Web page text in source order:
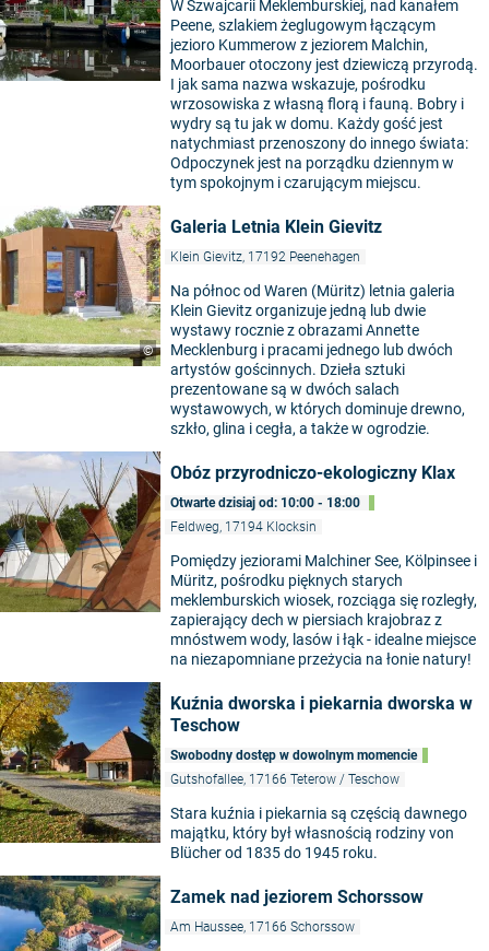
W Szwajcarii Meklemburskiej, nad kanałem
Peene, szlakiem żeglugowym łączącym
jezioro Kummerow z jeziorem Malchin,
Moorbauer otoczony jest dziewiczą przyrodą.
I jak sama nazwa wskazuje, pośrodku
wrzosowiska z własną florą i fauną. Bobry i
wydry są tu jak w domu. Każdy gość jest
natychmiast przenoszony do innego świata:
Odpoczynek jest na porządku dziennym w
tym spokojnym i czarującym miejscu.
©
Galeria Letnia Klein Gievitz
Klein Gievitz, 17192 Peenehagen
Na północ od Waren (Müritz) letnia galeria
Klein Gievitz organizuje jedną lub dwie
wystawy rocznie z obrazami Annette
Mecklenburg i pracami jednego lub dwóch
artystów gościnnych. Dzieła sztuki
prezentowane są w dwóch salach
wystawowych, w których dominuje drewno,
szkło, glina i cegła, a także w ogrodzie.
Obóz przyrodniczo-ekologiczny Klax
Otwarte dzisiaj od: 10:00 - 18:00
Feldweg, 17194 Klocksin
Pomiędzy jeziorami Malchiner See, Kölpinsee i
Müritz, pośrodku pięknych starych
meklemburskich wiosek, rozciąga się rozległy,
zapierający dech w piersiach krajobraz z
mnóstwem wody, lasów i łąk - idealne miejsce
na niezapomniane przeżycia na łonie natury!
Kuźnia dworska i piekarnia dworska w
Teschow
Swobodny dostęp w dowolnym momencie
Gutshofallee, 17166 Teterow / Teschow
Stara kuźnia i piekarnia są częścią dawnego
majątku, który był własnością rodziny von
Blücher od 1835 do 1945 roku.
Zamek nad jeziorem Schorssow
Am Haussee, 17166 Schorssow